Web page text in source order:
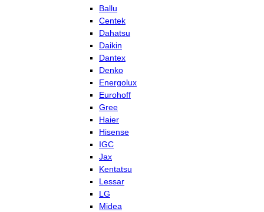
Ballu
Centek
Dahatsu
Daikin
Dantex
Denko
Energolux
Eurohoff
Gree
Haier
Hisense
IGC
Jax
Kentatsu
Lessar
LG
Midea